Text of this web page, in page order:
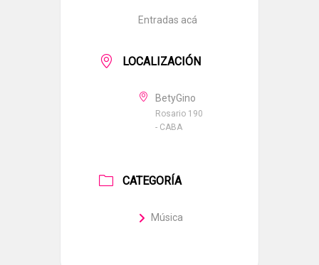
Entradas acá
LOCALIZACIÓN
BetyGino
Rosario 190
- CABA
CATEGORÍA
Música